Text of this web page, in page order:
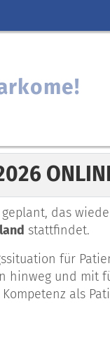
geplant, das
stattfindet.
für
hinweg und mit
als